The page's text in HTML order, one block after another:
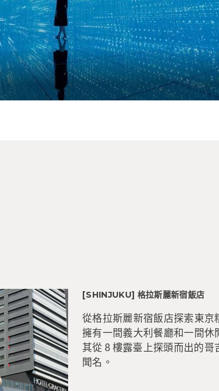
[SHINJUKU] 格拉斯麗新宿飯店
從格拉斯麗新宿飯店探索東京
擁有一間義大利餐廳和一間休
其從 8 樓露臺上探頭而出的哥
聞名。